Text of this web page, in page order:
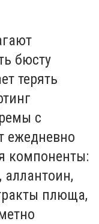
бюсту
терять
с
ежедневно
компоненты:
аллантоин,
плюща,